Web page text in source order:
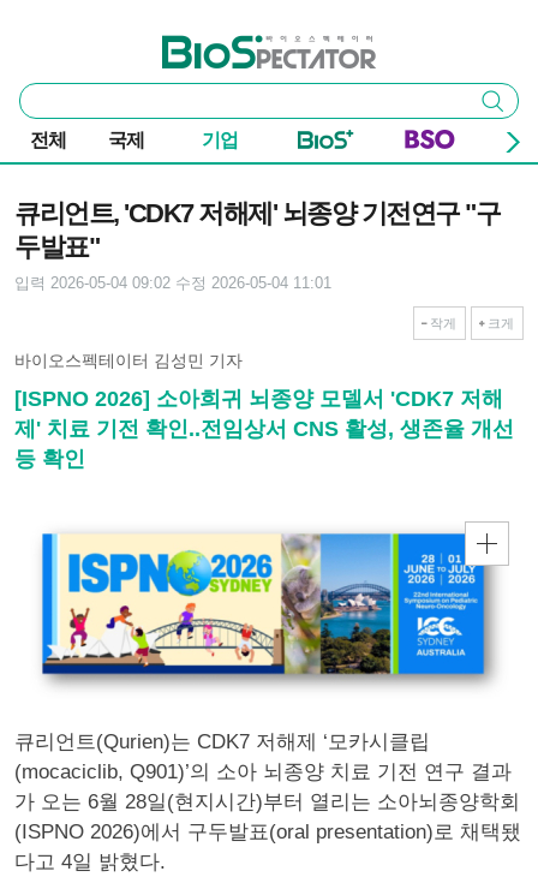
바이오스펙테이터
통
합
검
색
검색
전체 국제 기업
큐리언트, 'CDK7 저해제' 뇌종양 기전연구 "구
두발표"
입력 2026-05-04 09:02 수정 2026-05-04 11:01
작게 크게
바이오스펙테이터 김성민 기자
[ISPNO 2026] 소아희귀 뇌종양 모델서 'CDK7 저해
제' 치료 기전 확인..전임상서 CNS 활성, 생존율 개선
등 확인
큐리언트(Qurien)는 CDK7 저해제 ‘모카시클립
(mocaciclib, Q901)’의 소아 뇌종양 치료 기전 연구 결과
가 오는 6월 28일(현지시간)부터 열리는 소아뇌종양학회
(ISPNO 2026)에서 구두발표(oral presentation)로 채택됐
다고 4일 밝혔다.